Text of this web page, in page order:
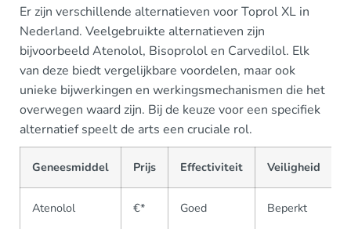
Er zijn verschillende alternatieven voor Toprol XL in
Nederland. Veelgebruikte alternatieven zijn
bijvoorbeeld Atenolol, Bisoprolol en Carvedilol. Elk
van deze biedt vergelijkbare voordelen, maar ook
unieke bijwerkingen en werkingsmechanismen die het
overwegen waard zijn. Bij de keuze voor een specifiek
alternatief speelt de arts een cruciale rol.
Geneesmiddel Prijs Effectiviteit Veiligheid
Atenolol €* Goed Beperkt